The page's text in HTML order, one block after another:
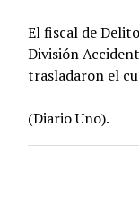
El fiscal de
División
trasladaron el
(Diario Uno).